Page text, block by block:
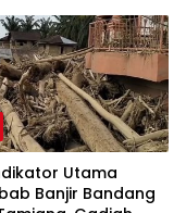
Utama
Banjir Bandang